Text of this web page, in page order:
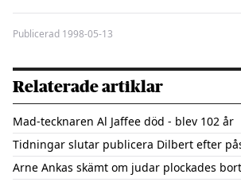
Publicerad 1998-05-13
Relaterade artiklar
Mad-tecknaren Al Jaffee död - blev 102 år
Tidningar slutar publicera Dilbert efter
Arne Ankas skämt om judar plockades